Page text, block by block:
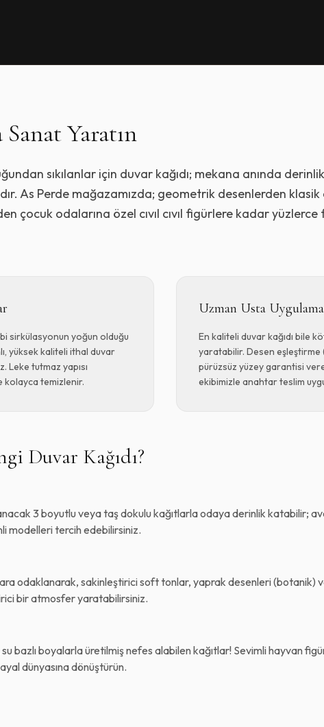
Yaratın
sıkılanlar için duvar kağıdı; mekana anında
As Perde mağazamızda; geometrik desenlerden
çocuk odalarına özel cıvıl cıvıl figürlere kadar yüzlerce
sirkülasyonun yoğun olduğu
yüksek kaliteli ithal duvar
Leke tutmaz yapısı
kolayca temizlenir.
Uzman Usta
En kaliteli duvar kağıdı bile
yaratabilir. Desen eşleştirme
pürüzsüz yüzey garantisi
ekibimizle anahtar teslim
Duvar Kağıdı?
3 boyutlu veya taş dokulu kağıtlarla odaya derinlik katabilir;
modelleri tercih edebilirsiniz.
odaklanarak, sakinleştirici soft tonlar, yaprak desenleri (botanik)
bir atmosfer yaratabilirsiniz.
su bazlı boyalarla üretilmiş nefes alabilen kağıtlar! Sevimli hayvan
dünyasına dönüştürün.